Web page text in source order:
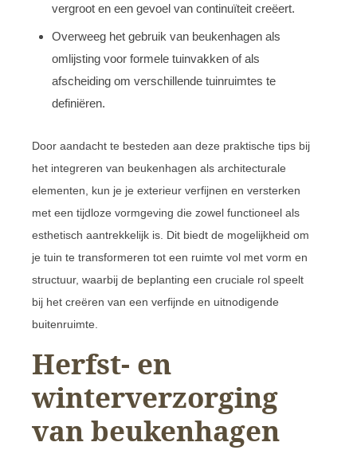
vergroot en een gevoel van continuïteit creëert.
Overweeg het gebruik van beukenhagen als
omlijsting voor formele tuinvakken of als
afscheiding om verschillende tuinruimtes te
definiëren.
Door aandacht te besteden aan deze praktische tips bij
het integreren van beukenhagen als architecturale
elementen, kun je je exterieur verfijnen en versterken
met een tijdloze vormgeving die zowel functioneel als
esthetisch aantrekkelijk is. Dit biedt de mogelijkheid om
je tuin te transformeren tot een ruimte vol met vorm en
structuur, waarbij de beplanting een cruciale rol speelt
bij het creëren van een verfijnde en uitnodigende
buitenruimte.
Herfst- en
winterverzorging
van beukenhagen